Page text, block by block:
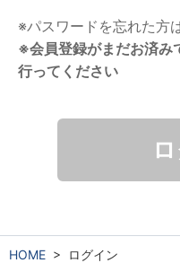
※パスワードを忘れた方
※会員登録がまだお済み
行ってください
HOME ログイン